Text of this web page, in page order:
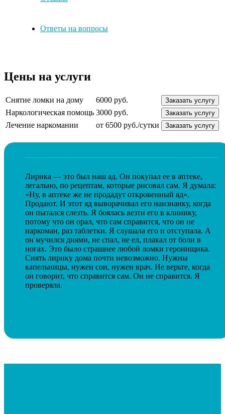
Ответы на вопросы
Цены на услуги
Снятие ломки на дому 6000 руб. Заказать услугу
Наркологическая помощь 3000 руб. Заказать услугу
Лечение наркомании от 6500 руб./сутки Заказать услугу
Лирика — это был наш ад. Он покупал ее в аптеке,
легально, по рецептам, которые рисовал сам. Я думала:
«Ну, в аптеке же не продадут откровенный яд».
Продают. И этот яд выворачивал его наизнанку, когда
он пытался слезть. Я боялась везти его в клинику,
потому что он орал, что сам справится, что он не
наркоман, раз таблетки. Я слушала его и отступала. А
он мучился днями, не спал, не ел, плакал от боли в
ногах. Это было страшнее любой ломки героинщика.
Снять лирику дома почти невозможно. Нужны
капельницы, нужен сон, нужен врач. Не верьте, когда
он говорит, что справится сам. Он не справится. Я
проверяла.